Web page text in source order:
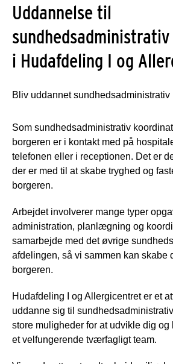
Uddannelse til
i Hudafdeling I og
Bliv uddannet sundhedsadministrativ
Som sundhedsadministrativ
borgeren er i kontakt med på
telefonen eller i receptionen. Det er
der er med til at skabe tryghed og
borgeren.
Arbejdet involverer mange typer
administration, planlægning og
samarbejde med det øvrige
afdelingen, så vi sammen kan skabe
borgeren.
Hudafdeling I og Allergicentret er et
uddanne sig til
store muligheder for at udvikle dig og
et velfungerende tværfagligt team.